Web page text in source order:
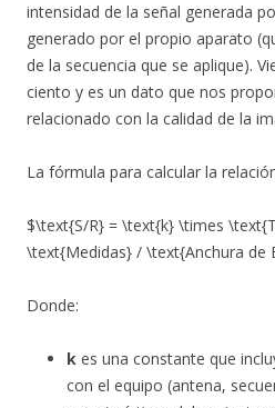
intensidad de la señal generada
generado por el propio aparato
de la secuencia que se aplique).
ciento y es un dato que nos
relacionado con la calidad de la
La fórmula para calcular la
$\text{S/R} = \text{k} \times
\text{Medidas} / \text{Anchura de
Donde:
k es una constante que
con el equipo (antena,